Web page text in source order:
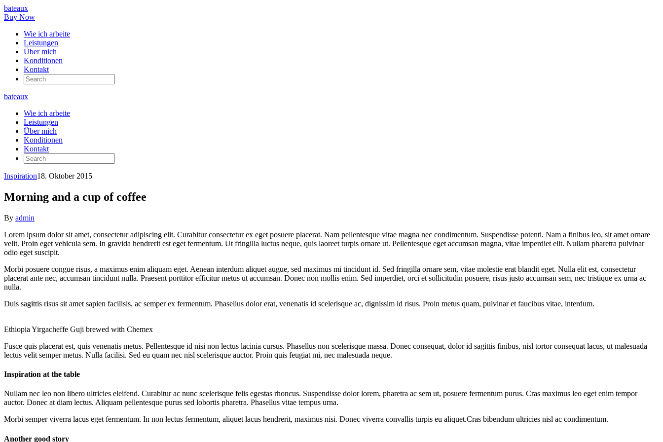
bateaux
Buy Now
Wie ich arbeite
Leistungen
Über mich
Konditionen
Kontakt
bateaux
Wie ich arbeite
Leistungen
Über mich
Konditionen
Kontakt
Inspiration18. Oktober 2015
Morning and a cup of coffee
By admin
Lorem ipsum dolor sit amet, consectetur adipiscing elit. Curabitur consectetur ex eget posuere placerat. Nam pellentesque vitae magna nec condimentum. Suspendisse potenti. Nam a finibus leo, sit amet ornare
velit. Proin eget vehicula sem. In gravida hendrerit est eget fermentum. Ut fringilla luctus neque, quis laoreet turpis ornare ut. Pellentesque eget accumsan magna, vitae imperdiet elit. Nullam pharetra pulvinar
odio eget suscipit.
Morbi posuere congue risus, a maximus enim aliquam eget. Aenean interdum aliquet augue, sed maximus mi tincidunt id. Sed fringilla ornare sem, vitae molestie erat blandit eget. Nulla elit est, consectetur
placerat ante nec, accumsan tincidunt nulla. Praesent porttitor efficitur metus ut accumsan. Donec non mollis enim. Sed imperdiet, orci et sollicitudin posuere, risus justo accumsan sem, nec tristique ex urna ac
nulla.
Duis sagittis risus sit amet sapien facilisis, ac semper ex fermentum. Phasellus dolor erat, venenatis id scelerisque ac, dignissim id risus. Proin metus quam, pulvinar et faucibus vitae, interdum.
Ethiopia Yirgacheffe Guji brewed with Chemex
Fusce quis placerat est, quis venenatis metus. Pellentesque id nisi non lectus lacinia cursus. Phasellus non scelerisque massa. Donec consequat, dolor id sagittis finibus, nisl tortor consequat lacus, ut malesuada
lectus velit semper metus. Nulla facilisi. Sed eu quam nec nisl scelerisque auctor. Proin quis feugiat mi, nec malesuada neque.
Inspiration at the table
Nullam nec leo non libero ultricies eleifend. Curabitur ac nunc scelerisque felis egestas rhoncus. Suspendisse dolor lorem, pharetra ac sem ut, posuere fermentum purus. Cras maximus leo eget enim tempor
auctor. Donec at diam lectus. Aliquam pellentesque purus sed lobortis pharetra. Phasellus vitae tempus urna.
Morbi semper viverra lacus eget fermentum. In non lectus fermentum, aliquet lacus hendrerit, maximus nisi. Donec viverra convallis turpis eu aliquet.Cras bibendum ultricies nisl ac condimentum.
Another good story